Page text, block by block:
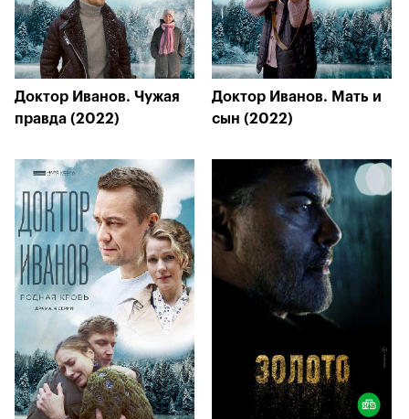
Доктор Иванов. Чужая
правда (2022)
Доктор Иванов. Мать и
сын (2022)